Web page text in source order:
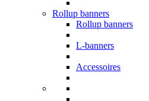
Rollup banners
Rollup banners
L-banners
Accessoires